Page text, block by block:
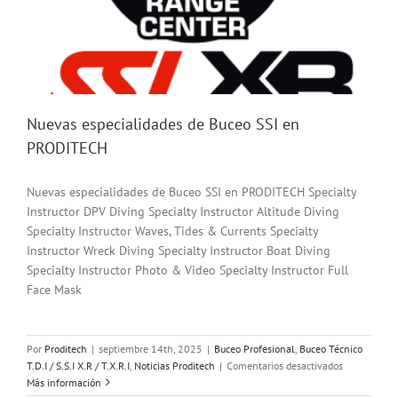
Nuevas especialidades de Buceo SSI en
PRODITECH
Nuevas especialidades de Buceo SSI en PRODITECH Specialty
Instructor DPV Diving Specialty Instructor Altitude Diving
Specialty Instructor Waves, Tides & Currents Specialty
Instructor Wreck Diving Specialty Instructor Boat Diving
Specialty Instructor Photo & Video Specialty Instructor Full
Face Mask
Por Proditech | septiembre 14th, 2025 | Buceo Profesional Buceo Técnico
T.D.I / S.S.I X.R / T.X.R.I Noticias Proditech | Comentarios desactivadosen
Más información